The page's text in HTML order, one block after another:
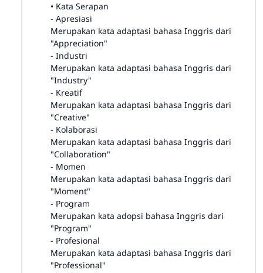
• Kata Serapan
- Apresiasi
Merupakan kata adaptasi bahasa Inggris dari
"Appreciation"
- Industri
Merupakan kata adaptasi bahasa Inggris dari
"Industry"
- Kreatif
Merupakan kata adaptasi bahasa Inggris dari
"Creative"
- Kolaborasi
Merupakan kata adaptasi bahasa Inggris dari
"Collaboration"
- Momen
Merupakan kata adaptasi bahasa Inggris dari
"Moment"
- Program
Merupakan kata adopsi bahasa Inggris dari
"Program"
- Profesional
Merupakan kata adaptasi bahasa Inggris dari
"Professional"